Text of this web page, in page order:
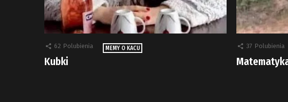
62 Polubienia MEMY O KACU
Kubki
37 Polubienia